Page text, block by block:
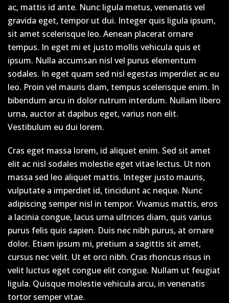
ac, mattis id ante. Nunc ligula metus, venenatis vel
gravida eget, tempor ut dui. Integer quis ligula ipsum,
sit amet scelerisque leo. Aenean placerat ornare
tempus. In eget mi et justo mollis vehicula quis et
ipsum. Nulla accumsan nisl vel purus elementum
sodales. In eget quam sed nisl egestas imperdiet ac eu
leo. Proin vel mauris diam, tempus scelerisque enim. In
bibendum arcu in dolor rutrum interdum. Nullam libero
urna, auctor at dapibus eget, varius non elit.
Vestibulum eu dui lorem.
Cras eget massa lorem, id aliquet enim. Sed sit amet
elit ac nisl sodales molestie eget vitae lectus. Ut non
massa sed leo aliquet mattis. Integer justo mauris,
vulputate a imperdiet id, tincidunt ac neque. Nunc
adipiscing semper nisl in tempor. Vivamus mattis, eros
a lacinia congue, lacus urna ultrices diam, quis varius
purus felis quis sapien. Duis nec nibh purus, at ornare
dolor. Etiam ipsum mi, pretium a sagittis sit amet,
cursus nec velit. Ut et orci nibh. Cras rhoncus risus in
velit luctus eget congue elit congue. Nullam ut feugiat
ligula. Quisque molestie vehicula arcu, in venenatis
tortor semper vitae.